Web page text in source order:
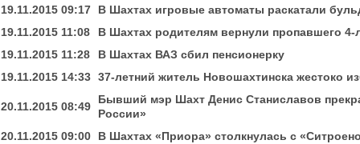
19.11.2015 09:17
В Шахтах игровые автоматы раскатали
19.11.2015 11:08
В Шахтах родителям вернули пропавшего 4-
19.11.2015 11:28
В Шахтах ВАЗ сбил пенсионерку
19.11.2015 14:33 37-летний житель Новошахтинска жестоко
20.11.2015 08:49
Бывший мэр Шахт Денис Станиславов
России»
20.11.2015 09:00
В Шахтах «Приора» столкнулась с